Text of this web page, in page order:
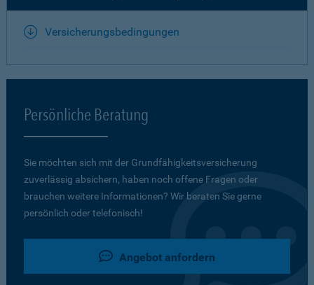
Versicherungsbedingungen
Persönliche Beratung
Sie möchten sich mit der Grundfähigkeits­versicherung
zuverlässig absichern, haben noch offene Fragen oder
brauchen weitere Informationen? Wir beraten Sie gerne
persönlich oder telefonisch!
Angebot anfordern